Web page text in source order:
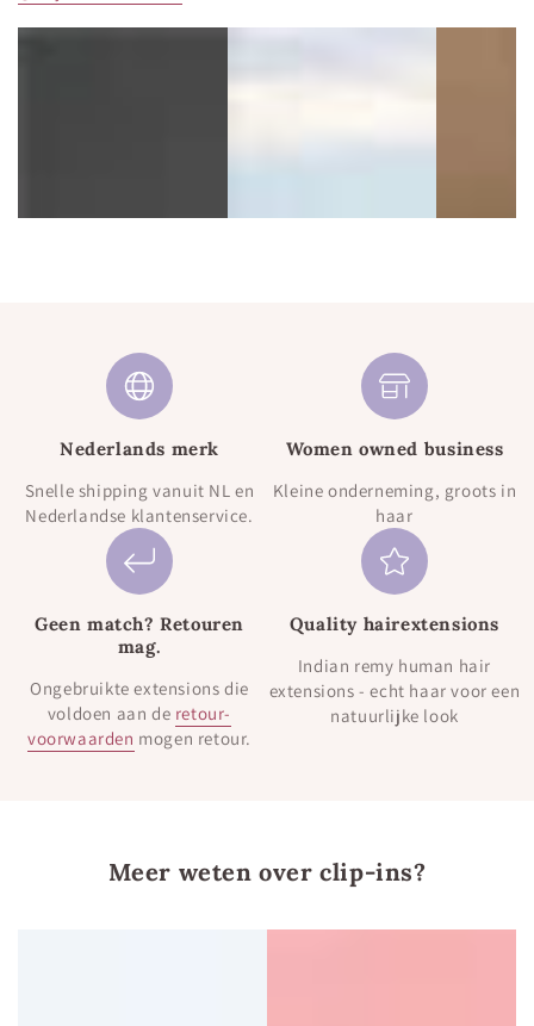
Nederlands merk
Snelle shipping vanuit NL en
Nederlandse klantenservice.
Women owned business
Kleine onderneming, groots in
haar
Geen match? Retouren
mag.
Ongebruikte extensions die
voldoen aan de retour-
voorwaarden mogen retour.
Quality hairextensions
Indian remy human hair
extensions - echt haar voor een
natuurlijke look
Meer weten over clip-ins?